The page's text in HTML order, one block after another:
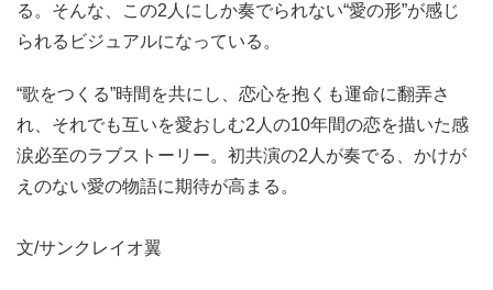
る。そんな、この2人にしか奏でられない“愛の形”が感じ
られるビジュアルになっている。
“歌をつくる”時間を共にし、恋心を抱くも運命に翻弄さ
れ、それでも互いを愛おしむ2人の10年間の恋を描いた感
涙必至のラブストーリー。初共演の2人が奏でる、かけが
えのない愛の物語に期待が高まる。
文/サンクレイオ翼